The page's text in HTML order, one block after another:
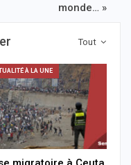
monde… »
Tout
À LA UNE